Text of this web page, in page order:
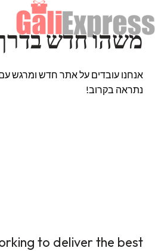
משהו חדש
אנחנו עובדים על אתר חדש ומרגש
נתראה בקרוב!
to deliver the best